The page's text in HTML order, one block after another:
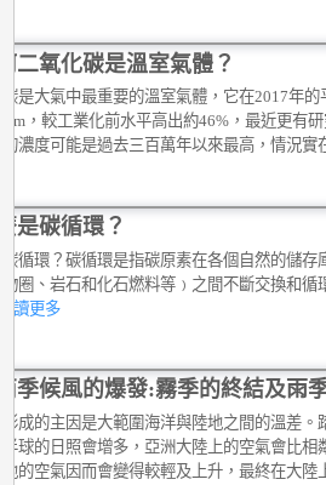
二氧化碳是溫室氣體？
是大氣中最重要的溫室氣體，它在2017年
，較工業化前水平高出約46%，最近更有
濃度可能是過去三百萬年以來最高，情況實
是碳循環？
循環？碳循環是指碳原素在各個自然的儲存
圈、岩石和化石燃料等﹚之間不斷交換和循
讀更多
季候風的爆發:霧季的終結及雨
成的主因是大範圍海洋與陸地之間的溫差。
球的日照會增多，亞洲大陸上的空氣會比相
的空氣因而會變得較輕及上升，最終在大陸